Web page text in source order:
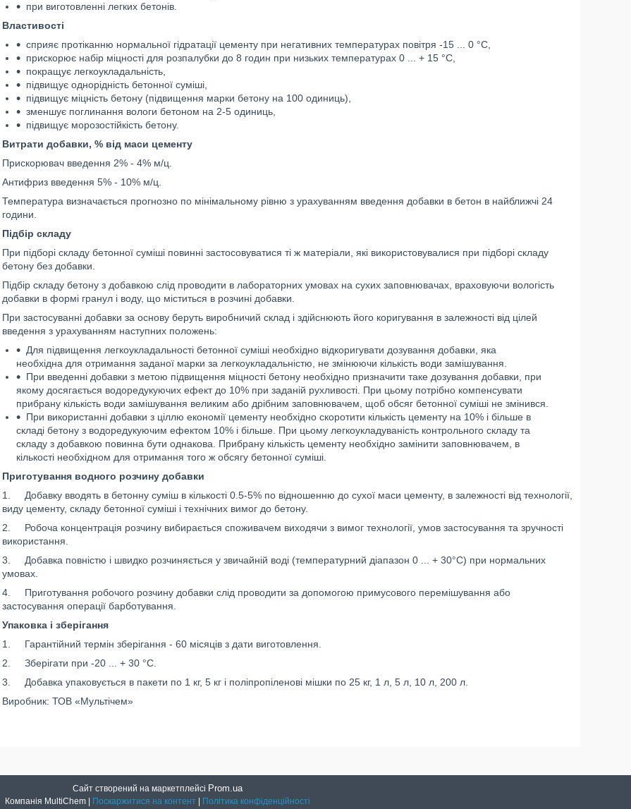
при виготовленні легких бетонів.
Властивості
сприяє протіканню нормальної гідратації цементу при негативних температурах повітря -15 ... 0 °С,
прискорює набір міцності для розпалубки до 8 годин при низьких температурах 0 ... + 15 °С,
покращує легкоукладальність,
підвищує однорідність бетонної суміші,
підвищує міцність бетону (підвищення марки бетону на 100 одиниць),
зменшує поглинання вологи бетоном на 2-5 одиниць,
підвищує морозостійкість бетону.
Витрати добавки, % від маси цементу
Прискорювач введення 2% - 4% м/ц.
Антифриз введення 5% - 10% м/ц.
Температура визначається прогнозно по мінімальному рівню з урахуванням введення добавки в бетон в найближчі 24
години.
Підбір складу
При підборі складу бетонної суміші повинні застосовуватися ті ж матеріали, які використовувалися при підборі складу
бетону без добавки.
Підбір складу бетону з добавкою слід проводити в лабораторних умовах на сухих заповнювачах, враховуючи вологість
добавки в формі гранул і воду, що міститься в розчині добавки.
При застосуванні добавки за основу беруть виробничий склад і здійснюють його коригування в залежності від цілей
введення з урахуванням наступних положень:
Для підвищення легкоукладальності бетонної суміші необхідно відкоригувати дозування добавки, яка
необхідна для отримання заданої марки за легкоукладальністю, не змінюючи кількість води замішування.
При введенні добавки з метою підвищення міцності бетону необхідно призначити таке дозування добавки, при
якому досягається водоредукуючих ефект до 10% при заданій рухливості. При цьому потрібно компенсувати
прибрану кількість води замішування великим або дрібним заповнювачем, щоб обсяг бетонної суміші не змінився.
При використанні добавки з ціллю економії цементу необхідно скоротити кількість цементу на 10% і більше в
складі бетону з водоредукуючим ефектом 10% і більше. При цьому легкоукладуваність контрольного складу та
складу з добавкою повинна бути однакова. Прибрану кількість цементу необхідно замінити заповнювачем, в
кількості необхідном для отримання того ж обсягу бетонної суміші.
Приготування водного розчину добавки
1. Добавку вводять в бетонну суміш в кількості 0.5-5% по відношенню до сухої маси цементу, в залежності від технології,
виду цементу, складу бетонної суміші і технічних вимог до бетону.
2. Робоча концентрація розчину вибирається споживачем виходячи з вимог технології, умов застосування та зручності
використання.
3. Добавка повністю і швидко розчиняється у звичайній воді (температурний діапазон 0 ... + 30°С) при нормальних
умовах.
4. Приготування робочого розчину добавки слід проводити за допомогою примусового перемішування або
застосування операції барботування.
Упаковка і зберігання
1. Гарантійний термін зберігання - 60 місяців з дати виготовлення.
2. Зберігати при -20 ... + 30 °С.
3. Добавка упаковується в пакети по 1 кг, 5 кг і поліпропіленові мішки по 25 кг, 1 л, 5 л, 10 л, 200 л.
Виробник: ТОВ «Мультічем»
Сайт створений на маркетплейсі Prom.ua
Поскаржитися на контент Політика конфіденційності